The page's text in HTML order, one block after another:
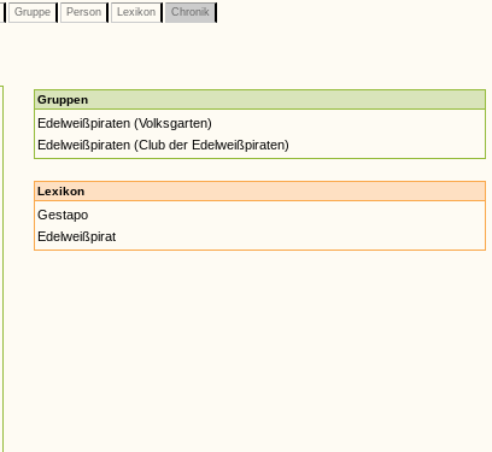
Gruppe Person Lexikon Chronik
Gruppen
Edelweißpiraten (Volksgarten)
Edelweißpiraten (Club der Edelweißpiraten)
Lexikon
Gestapo
Edelweißpirat